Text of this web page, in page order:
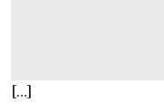
[…]